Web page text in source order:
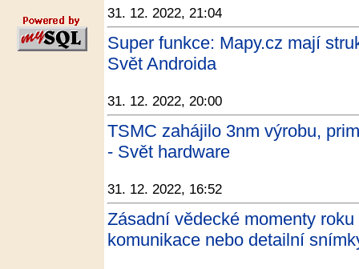
31. 12. 2022, 21:04
Super funkce: Mapy.cz mají
Svět Androida
31. 12. 2022, 20:00
TSMC zahájilo 3nm výrobu,
- Svět hardware
31. 12. 2022, 16:52
Zásadní vědecké momenty
komunikace nebo detailní